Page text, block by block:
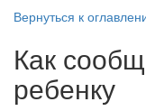
Вернуться к
Как
ребенку